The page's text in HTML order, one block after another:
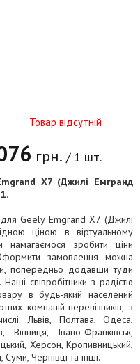
Товар відсутній
грн. / 1 шт.
X7 (Джилі Емгранд
.
Geely Emgrand X7 (Джилі
ціною в віртуальному
намагаємося зробити ціни
замовлення можна
попередньо додавши туди
Наші співробітники з радістю
в будь-який населений
компаній-перевізників, з
Львів, Полтава, Одеса,
Івано-Франківськ,
Херсон, Кропивницький,
Чернівці та інші.